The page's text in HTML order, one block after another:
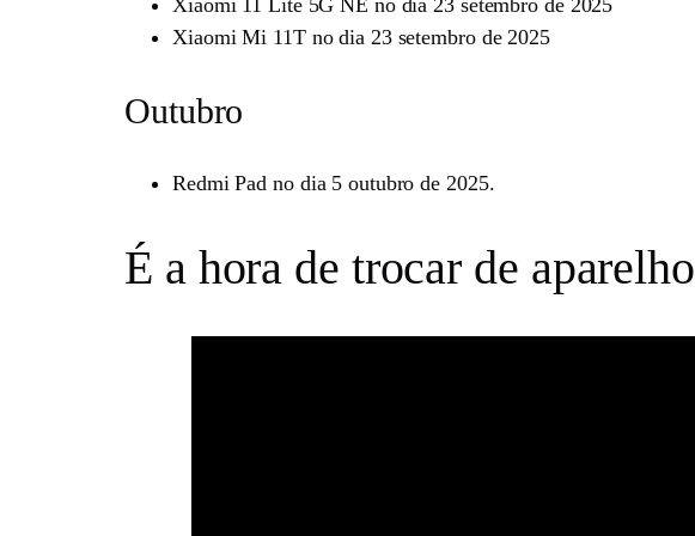
Xiaomi Mi 11T no dia 23 setembro de 2025
Outubro
Redmi Pad no dia 5 outubro de 2025.
É a hora de trocar de aparelho